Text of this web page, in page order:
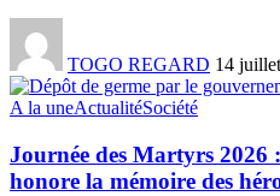
TOGO REGARD 14
A la uneActualitéSociété
Journée des Martyrs 2026
honore la mémoire des